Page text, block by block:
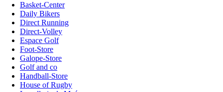
Basket-Center
Daily Bikers
Direct Running
Direct-Volley
Espace Golf
Foot-Store
Galope-Store
Golf and co
Handball-Store
House of Rugby